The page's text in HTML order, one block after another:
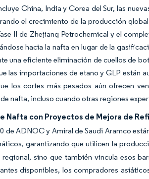
China, India y Corea del Sur, las
el crecimiento de la producción
II de Zhejiang Petrochemical y el
hacia la nafta en lugar de la
una eficiente eliminación de cuellos de
las importaciones de etano y GLP están
los cortes más pesados aún ofrecen
nafta, incluso cuando otras regiones
Nafta con Proyectos de Mejora de
de ADNOC y Amiral de Saudi Aramco
garantizando que utilicen la
sino que también vincula esos
disponibles, los compradores